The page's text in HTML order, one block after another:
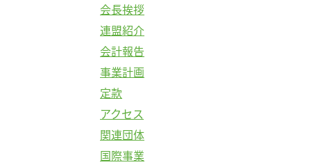
会長挨拶
連盟紹介
会計報告
事業計画
定款
アクセス
関連団体
国際事業